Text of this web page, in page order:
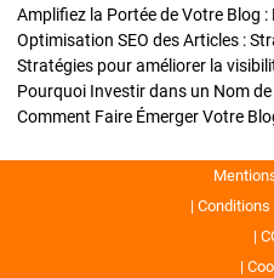
Amplifiez la Portée de Votre Blog
Conditions